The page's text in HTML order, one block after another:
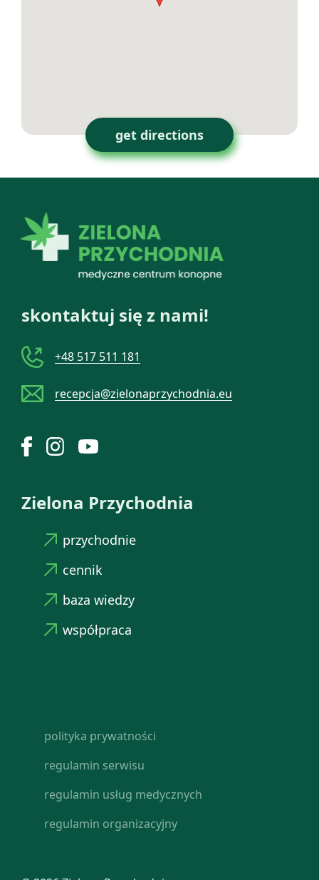
get directions
skontaktuj się z nami!
+48 517 511 181
recepcja@zielonaprzychodnia.eu
Zielona Przychodnia
przychodnie
cennik
baza wiedzy
współpraca
polityka prywatności
regulamin serwisu
regulamin usług medycznych
regulamin organizacyjny